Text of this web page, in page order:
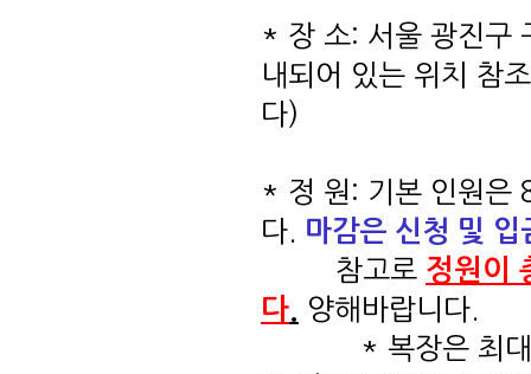
* 장 소: 서울 광진구
내되어 있는 위치 참
다)
* 정 원: 기본 인원은
다. 마감은 신청 및
참고로 정원이
다. 양해바랍니다.
* 복장은 최대한